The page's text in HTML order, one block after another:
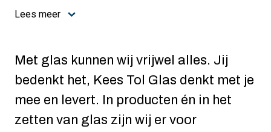
Lees meer
Met glas kunnen wij vrijwel alles. Jij
bedenkt het, Kees Tol Glas denkt met je
mee en levert. In producten én in het
zetten van glas zijn wij er voor